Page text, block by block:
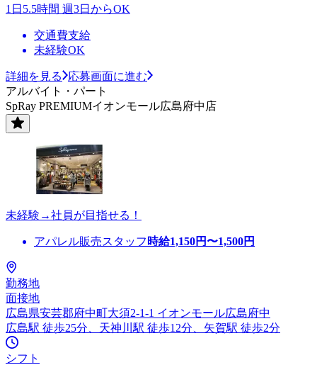
1日5.5時間 週3日からOK
交通費支給
未経験OK
詳細を見る
応募画面に進む
アルバイト・パート
SpRay PREMIUMイオンモール広島府中店
未経験→社員が目指せる！
アパレル販売スタッフ 時給1,150円〜1,500円
勤務地
面接地
広島県安芸郡府中町大須2-1-1 イオンモール広島府中
広島駅 徒歩25分、天神川駅 徒歩12分、矢賀駅 徒歩2分
シフト